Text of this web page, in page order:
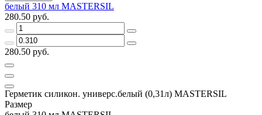
белый 310 мл MASTERSIL
280.50 руб.
280.50 руб.
Герметик силикон. универс.белый (0,31л) MASTERSIL
Размер